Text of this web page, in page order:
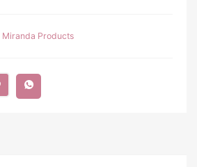
Miranda Products